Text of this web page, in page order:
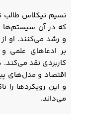
نسیم نیکلاس طالب
که در آن سیستم‌ها
و رشد می‌کنند. او
بر ادعاهای علمی
کاربردی نقد
اقتصاد و مدل‌های
و این رویکردها را
می‌داند.